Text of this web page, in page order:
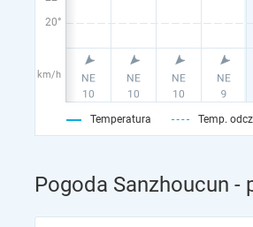
20°
km/h
Temperatura Temp.
Pogoda Sanzhoucun